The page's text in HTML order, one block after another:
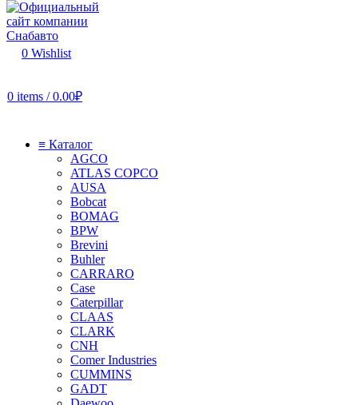
0 Wishlist
0 items / 0.00₽
≡ Каталог
AGCO
ATLAS COPCO
AUSA
Bobcat
BOMAG
BPW
Brevini
Buhler
CARRARO
Case
Caterpillar
CLAAS
CLARK
CNH
Comer Industries
CUMMINS
GADT